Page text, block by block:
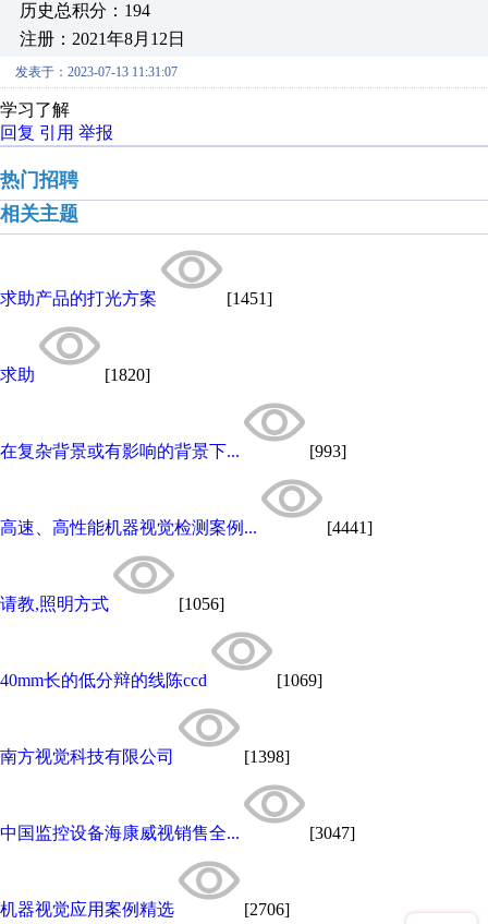
历史总积分：194
注册：2021年8月12日
发表于：2023-07-13 11:31:07
学习了解
回复 引用 举报
热门招聘
相关主题
求助产品的打光方案 [1451]
求助 [1820]
在复杂背景或有影响的背景下... [993]
高速、高性能机器视觉检测案例... [4441]
请教,照明方式 [1056]
40mm长的低分辩的线陈ccd [1069]
南方视觉科技有限公司 [1398]
中国监控设备海康威视销售全... [3047]
机器视觉应用案例精选 [2706]